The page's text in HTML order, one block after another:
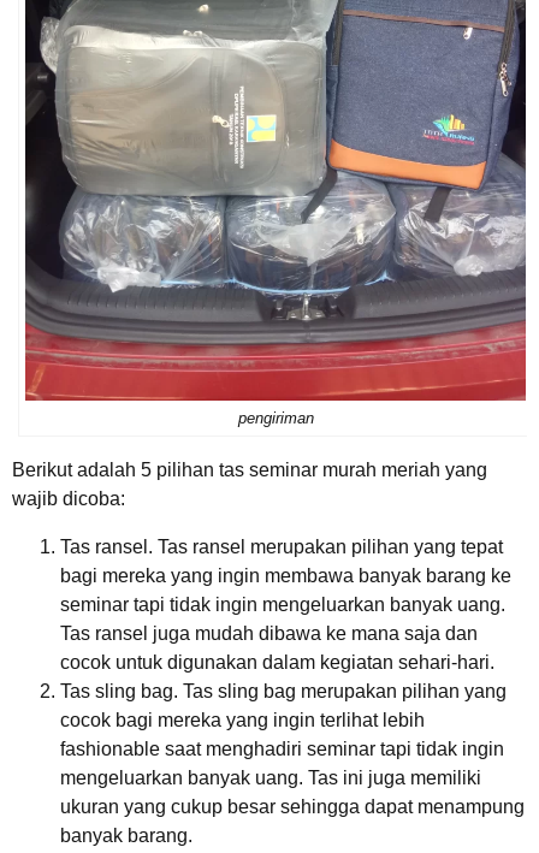
pengiriman
Berikut adalah 5 pilihan tas seminar murah meriah yang
wajib dicoba:
Tas ransel. Tas ransel merupakan pilihan yang tepat
bagi mereka yang ingin membawa banyak barang ke
seminar tapi tidak ingin mengeluarkan banyak uang.
Tas ransel juga mudah dibawa ke mana saja dan
cocok untuk digunakan dalam kegiatan sehari-hari.
Tas sling bag. Tas sling bag merupakan pilihan yang
cocok bagi mereka yang ingin terlihat lebih
fashionable saat menghadiri seminar tapi tidak ingin
mengeluarkan banyak uang. Tas ini juga memiliki
ukuran yang cukup besar sehingga dapat menampung
banyak barang.